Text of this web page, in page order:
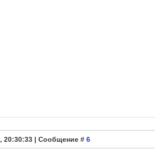
20:30:33 | Сообщение # 6